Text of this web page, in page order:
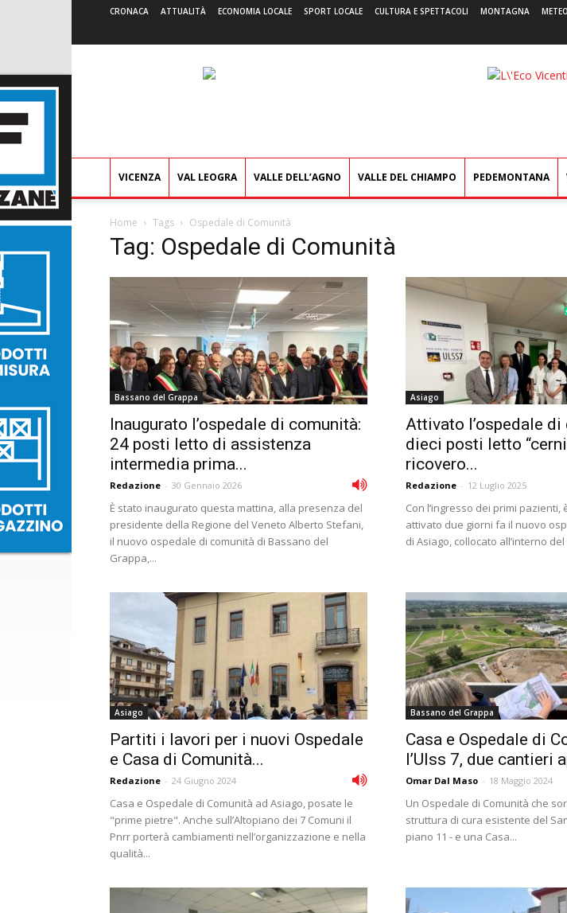
CRONACA ATTUALITÀ ECONOMIA LOCALE SPORT LOCALE CULTURA E SPETTACOLI MONTAGNA METEO
L'Eco
VICENZA VAL LEOGRA VALLE DELL’AGNO VALLE DEL CHIAMPO PEDEMONTANA
Home Tags Ospedale di Comunità
Tag: Ospedale di Comunità
Bassano del Grappa
Inaugurato l’ospedale di comunità:
24 posti letto di assistenza
intermedia prima...
Redazione - 30 Gennaio 2026
È stato inaugurato questa mattina, alla presenza del
presidente della Regione del Veneto Alberto Stefani,
il nuovo ospedale di comunità di Bassano del
Grappa,...
Asiago
Attivato l’ospedale di
dieci posti letto
ricovero...
Redazione - 12 Luglio 2025
Con l’ingresso dei primi
attivato due giorni fa il nuovo
di Asiago, collocato all’interno
Asiago
Partiti i lavori per i nuovi Ospedale
e Casa di Comunità...
Redazione - 24 Giugno 2024
Casa e Ospedale di Comunità ad Asiago, posate le
"prime pietre". Anche sull’Altopiano dei 7 Comuni il
Pnrr porterà cambiamenti nell’organizzazione e nella
qualità...
Bassano del Grappa
Casa e Ospedale di
l’Ulss 7, due cantieri
Omar Dal Maso - 18 Maggio 2024
Un Ospedale di Comunità che
struttura di cura esistente del
piano 11 - e una Casa...